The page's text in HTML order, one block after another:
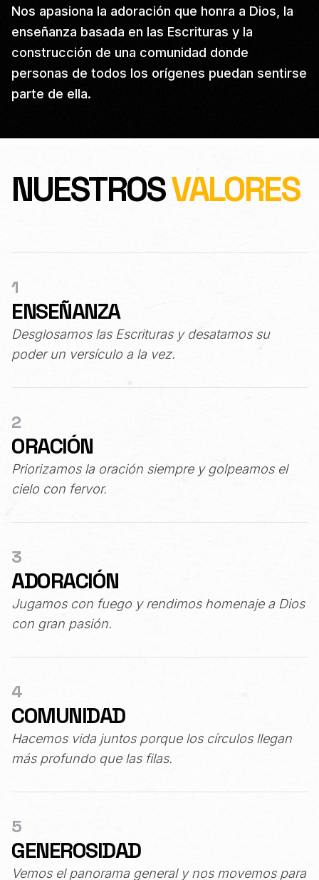
Nos apasiona la adoración que honra a Dios, la
enseñanza basada en las Escrituras y la
construcción de una comunidad donde
personas de todos los orígenes puedan sentirse
parte de ella.
NUESTROSVALORES
1
ENSEÑANZA
Desglosamos las Escrituras y desatamos su
poder un versículo a la vez.
2
ORACIÓN
Priorizamos la oración siempre y golpeamos el
cielo con fervor.
3
ADORACIÓN
Jugamos con fuego y rendimos homenaje a Dios
con gran pasión.
4
COMUNIDAD
Hacemos vida juntos porque los círculos llegan
más profundo que las filas.
5
GENEROSIDAD
Vemos el panorama general y nos movemos para